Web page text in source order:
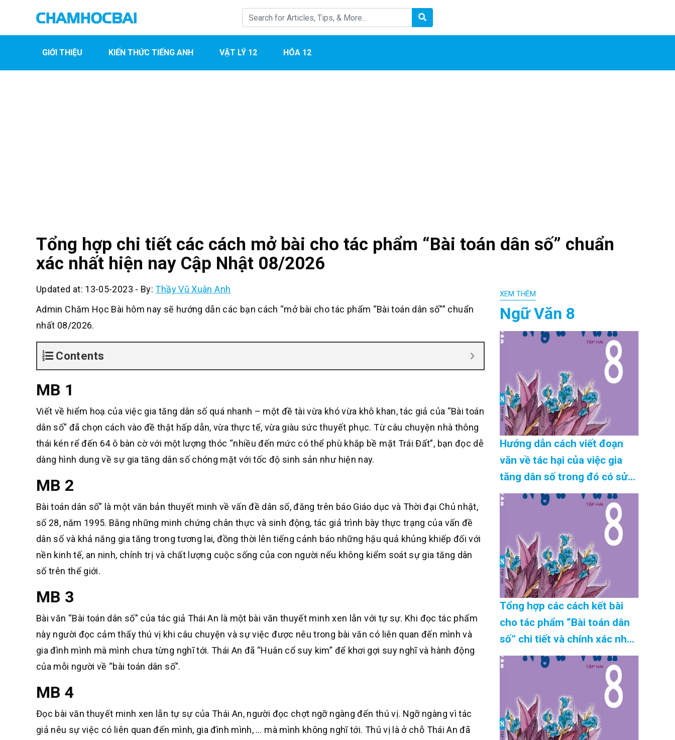
GIỚI THIỆU KIẾN THỨC TIẾNG ANH VẬT LÝ 12 HÓA 12
Tổng hợp chi tiết các cách mở bài cho tác phẩm “Bài toán dân số” chuẩn
xác nhất hiện nay Cập Nhật 08/2026
Updated at: 13-05-2023 - By:Thầy Vũ Xuân Anh
Admin Chăm Học Bài hôm nay sẽ hướng dẫn các bạn cách “mở bài cho tác phẩm “Bài toán dân số”” chuẩn
nhất 08/2026.
Contents
MB 1
Viết về hiểm hoạ của việc gia tăng dân số quá nhanh – một đề tài vừa khó vừa khô khan, tác giả của “Bài toán
dân số” đã chọn cách vào đề thật hấp dẫn, vừa thực tế, vừa giàu sức thuyết phục. Từ câu chuyện nhà thông
thái kén rể đến 64 ô bàn cờ với một lượng thóc “nhiều đến mức có thể phù khắp bề mặt Trái Đất”, bạn đọc dễ
dàng hình dung về sự gia tăng dân số chóng mặt với tốc độ sinh sản như hiện nay.
MB 2
Bài toán dân số” là một văn bản thuyết minh về vấn đề dân số, đăng trên báo Giáo dục và Thời đại Chủ nhật,
số 28, năm 1995. Bằng những minh chứng chân thực và sinh động, tác giả trình bày thực trạng của vấn đề
dân số và khả năng gia tăng trong tương lai, đồng thời lên tiếng cảnh báo những hậu quả khủng khiếp đối với
nền kinh tế, an ninh, chính trị và chất lượng cuộc sống của con người nếu không kiểm soát sự gia tăng dân
số trên thế giới.
MB 3
Bài văn “Bài toán dân số” của tác giả Thái An là một bài văn thuyết minh xen lẫn với tự sự. Khi đọc tác phẩm
này người đọc cảm thấy thú vị khi câu chuyện và sự việc được nêu trong bài văn có liên quan đến mình và
gia đình mình mà mình chưa từng nghĩ tới. Thái An đã “Huân cổ suy kim” để khơi gợi suy nghĩ và hành động
của mỗi người về “bài toán dân số”.
MB 4
Đọc bài văn thuyết minh xen lẫn tự sự của Thái An, người đọc chợt ngỡ ngàng đến thú vị. Ngỡ ngàng vì tác
giả nêu sự việc có liên quan đến mình, gia đình mình, … mà mình không nghĩ tới. Thú vị là ở chỗ Thái An đã
XEM THÊM
Ngữ Văn 8
Hướng dẫn cách viết đoạn
văn về tác hại của việc gia
tăng dân số trong đó có sử
dụng câu cảm thán, phép nối
chính xác nhất Cập Nhật
Tổng hợp các cách kết bài
cho tác phẩm “Bài toán dân
số” chi tiết và chính xác nhất
Cập Nhật 08/2026